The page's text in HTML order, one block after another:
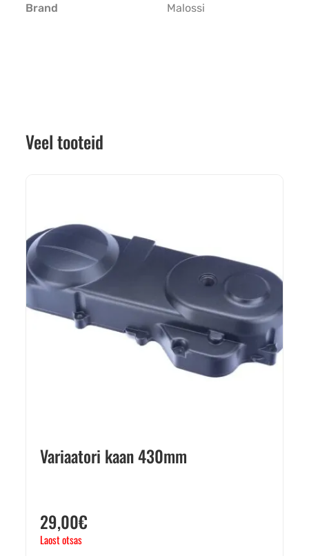
Brand Malossi
Veel tooteid
Variaatori kaan 430mm
29,00€
Laost otsas